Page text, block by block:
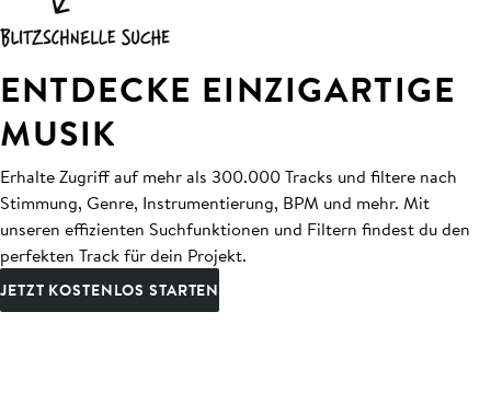
ENTDECKE EINZIGARTIGE
MUSIK
Erhalte Zugriff auf mehr als 300.000 Tracks und filtere nach
Stimmung, Genre, Instrumentierung, BPM und mehr. Mit
unseren effizienten Suchfunktionen und Filtern findest du den
perfekten Track für dein Projekt.
JETZT KOSTENLOS STARTEN